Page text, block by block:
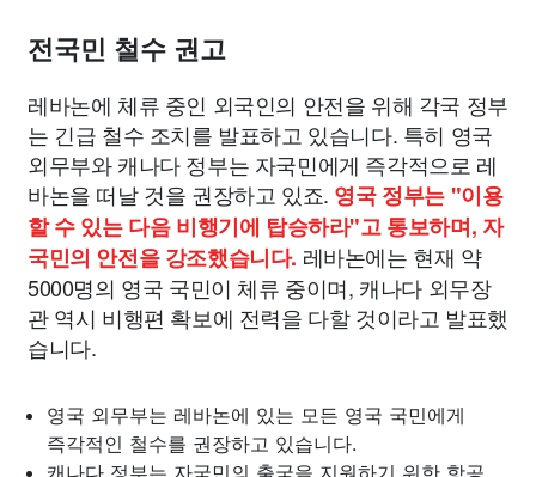
전국민 철수 권고
레바논에 체류 중인 외국인의 안전을 위해 각국 정부
는 긴급 철수 조치를 발표하고 있습니다. 특히 영국
외무부와 캐나다 정부는 자국민에게 즉각적으로 레
바논을 떠날 것을 권장하고 있죠. 영국 정부는 "이용
할 수 있는 다음 비행기에 탑승하라"고 통보하며, 자
국민의 안전을 강조했습니다. 레바논에는 현재 약
5000명의 영국 국민이 체류 중이며, 캐나다 외무장
관 역시 비행편 확보에 전력을 다할 것이라고 발표했
습니다.
영국 외무부는 레바논에 있는 모든 영국 국민에게
즉각적인 철수를 권장하고 있습니다.
캐나다 정부는 자국민의 출국을 지원하기 위한 항공